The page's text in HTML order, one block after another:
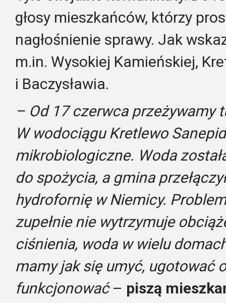
głosy mieszkańców, którzy
nagłośnienie sprawy. Jak
m.in. Wysokiej Kamieńskiej,
i Baczysławia.
– Od 17 czerwca przeżywamy
W wodociągu Kretlewo
mikrobiologiczne. Woda
do spożycia, a gmina
hydrofornię w Niemicy.
zupełnie nie wytrzymuje
ciśnienia, woda w wielu
mamy jak się umyć, ugotować
funkcjonować– piszą